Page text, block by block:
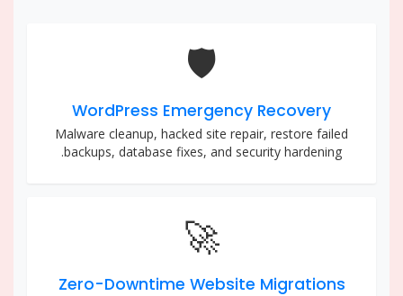
🛡️
WordPress Emergency Recovery
Malware cleanup, hacked site repair, restore failed
backups, database fixes, and security hardening.
🚀
Zero-Downtime Website Migrations